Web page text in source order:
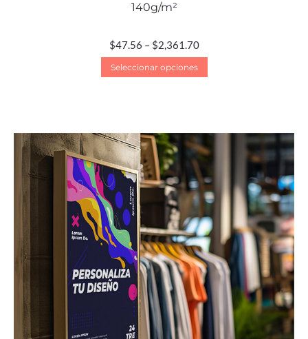
140g/m²
$47.56 – $2,361.70
Seleccionar opciones